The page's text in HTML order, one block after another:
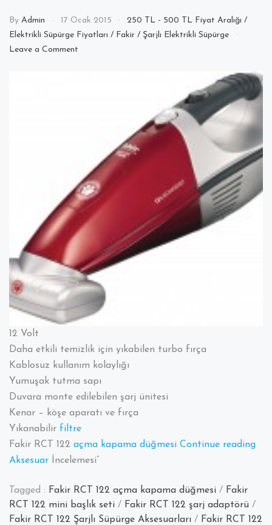
By Admin 17 Ocak 2015 250 TL - 500 TL Fiyat Aralığı /
Elektrikli Süpürge Fiyatları / Fakir / Şarjlı Elektrikli Süpürge
Leave a Comment
12 Volt
Daha etkili temizlik için yıkabilen turbo fırça
Kablosuz kullanım kolaylığı
Yumuşak tutma sapı
Duvara monte edilebilen şarj ünitesi
Kenar – köşe aparatı ve fırça
Yıkanabilir filtre
Fakir RCT 122 açma kapama düğmesi Continue reading
Aksesuar İncelemesi”
Tagged : Fakir RCT 122 açma kapama düğmesi / Fakir
RCT 122 mini başlık seti / Fakir RCT 122 şarj adaptörü /
Fakir RCT 122 Şarjlı Süpürge Aksesuarları / Fakir RCT 122